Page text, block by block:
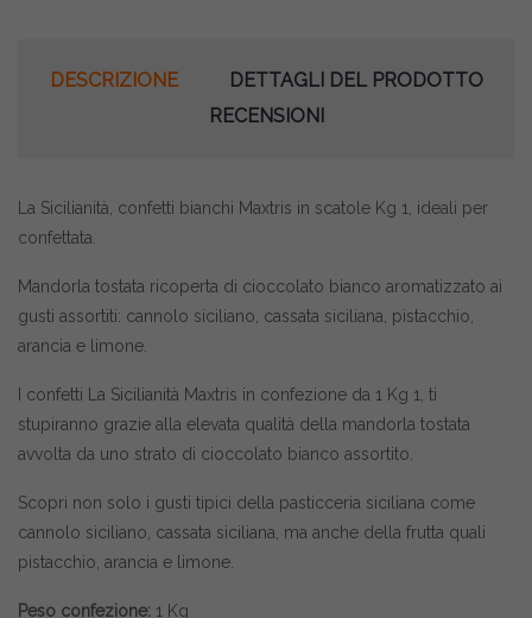
DESCRIZIONE
DETTAGLI DEL PRODOTTO
RECENSIONI
La Sicilianità, confetti bianchi Maxtris in scatole Kg 1, ideali per
confettata.
Mandorla tostata ricoperta di cioccolato bianco aromatizzato ai
gusti assortiti: cannolo siciliano, cassata siciliana, pistacchio,
arancia e limone.
I confetti La Sicilianità Maxtris in confezione da 1 Kg 1, ti
stupiranno grazie alla elevata qualità della mandorla tostata
avvolta da uno strato di cioccolato bianco assortito.
Scopri non solo i gusti tipici della pasticceria siciliana come
cannolo siciliano, cassata siciliana, ma anche della frutta quali
pistacchio, arancia e limone.
Peso confezione: 1 Kg